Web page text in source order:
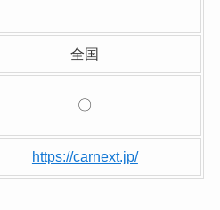
全国
〇
https://carnext.jp/